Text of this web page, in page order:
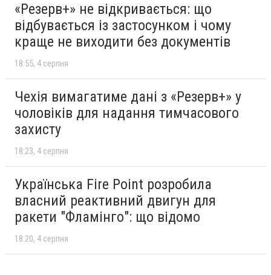
«Резерв+» не відкривається: що
відбувається із застосунком і чому
краще не виходити без документів
18:55 4 серпня
Чехія вимагатиме дані з «Резерв+» у
чоловіків для надання тимчасового
захисту
18:23 4 серпня
Українська Fire Point розробила
власний реактивний двигун для
ракети "Фламінго": що відомо
18:20 4 серпня